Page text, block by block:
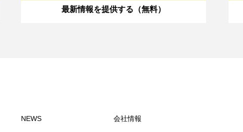
最新情報を提供する（無料）
NEWS 会社情報